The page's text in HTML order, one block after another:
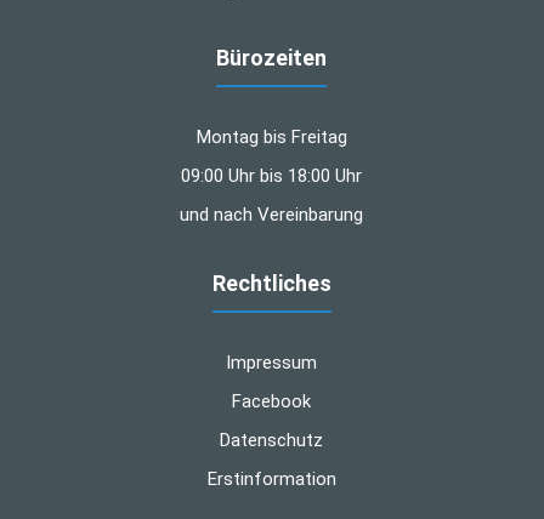
Bürozeiten
Montag bis Freitag
09:00 Uhr bis 18:00 Uhr
und nach Vereinbarung
Rechtliches
Impressum
Facebook
Datenschutz
Erstinformation